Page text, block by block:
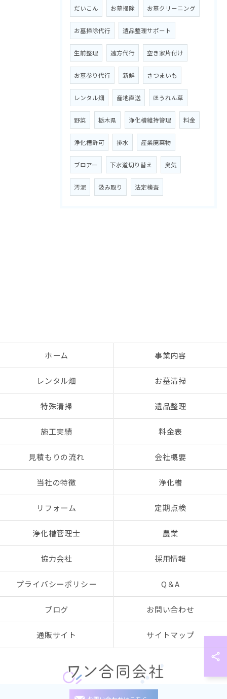
だいこん お墓掃除 お墓クリーニング
お墓掃除代行 遺品整理サポート
生前整理 遠方代行 空き家片付け
お墓参り代行 新鮮 さつまいも
レンタル畑 産地直送 ほうれん草
野菜 栃木県 浄化槽維持管理 料金
浄化槽許可 排水 産業廃棄物
ブロアー 下水道切り替え 臭気
汚泥 汲み取り 法定検査
ホーム 事業内容
レンタル畑 お墓清掃
特殊清掃 遺品整理
施工実績 料金表
見積もりの流れ 会社概要
当社の特徴 浄化槽
リフォーム 定期点検
浄化槽管理士 農業
協力会社 採用情報
プライバシーポリシー Q＆A
ブログ お問い合わせ
通販サイト サイトマップ